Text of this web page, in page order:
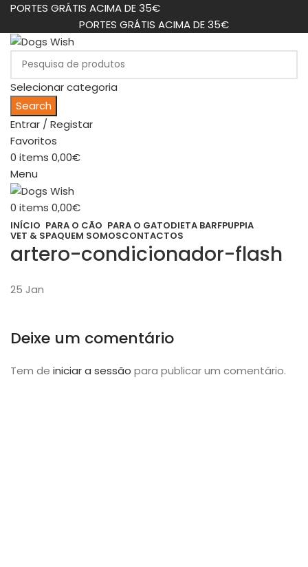
PORTES GRÁTIS ACIMA DE 35€
PORTES GRÁTIS ACIMA DE 35€
Selecionar categoria
Search
Entrar / Registar
Favoritos
0 items 0,00€
Menu
0 items 0,00€
INÍCIO PARA O CÃO PARA O GATODIETA BARFPUPPIA
VET & SPAQUEM SOMOSCONTACTOS
artero-condicionador-flash
25 Jan
Deixe um comentário
Tem de iniciar a sessão para publicar um comentário.